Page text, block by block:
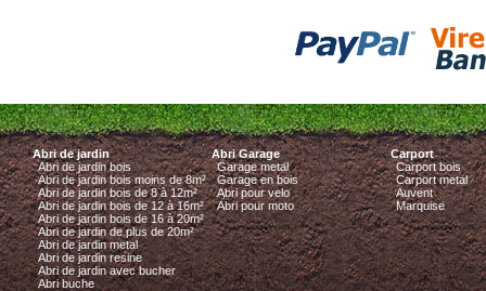
Abri de jardin
Abri de jardin bois
Abri de jardin bois moins de 8m²
Abri de jardin bois de 8 à 12m²
Abri de jardin bois de 12 à 16m²
Abri de jardin bois de 16 à 20m²
Abri de jardin de plus de 20m²
Abri de jardin metal
Abri de jardin resine
Abri de jardin avec bucher
Abri buche
Abri Garage
Garage metal
Garage en bois
Abri pour velo
Abri pour moto
Carport
Carport bois
Carport metal
Auvent
Marquise